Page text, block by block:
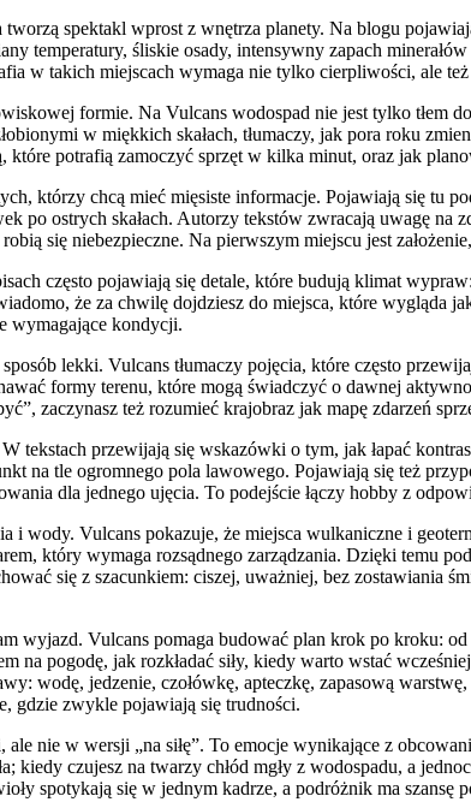
spektakl wprost z wnętrza planety. Na blogu
temperatury, śliskie osady, intensywny zapach
w takich miejscach wymaga nie tylko cierpliwości, ale
formie. Na Vulcans wodospad nie jest tylko tłem
w miękkich skałach, tłumaczy, jak pora roku
potrafią zamoczyć sprzęt w kilka minut, oraz jak
którzy chcą mieć mięsiste informacje. Pojawiają się tu
po ostrych skałach. Autorzy tekstów zwracają uwagę
się niebezpieczne. Na pierwszym miejscu jest
często pojawiają się detale, które budują klimat
że za chwilę dojdziesz do miejsca, które wygląda
wymagające kondycji.
lekki. Vulcans tłumaczy pojęcia, które często
formy terenu, które mogą świadczyć o dawnej
zaczynasz też rozumieć krajobraz jak mapę zdarzeń
tekstach przewijają się wskazówki o tym, jak łapać
na tle ogromnego pola lawowego. Pojawiają się też
dla jednego ujęcia. To podejście łączy hobby z
i wody. Vulcans pokazuje, że miejsca wulkaniczne i
który wymaga rozsądnego zarządzania. Dzięki temu
się z szacunkiem: ciszej, uważniej, bez zostawiania
wyjazd. Vulcans pomaga budować plan krok po kroku:
na pogodę, jak rozkładać siły, kiedy warto wstać
wodę, jedzenie, czołówkę, apteczkę, zapasową
gdzie zwykle pojawiają się trudności.
nie w wersji „na siłę”. To emocje wynikające z
kiedy czujesz na twarzy chłód mgły z wodospadu, a
spotykają się w jednym kadrze, a podróżnik ma szansę